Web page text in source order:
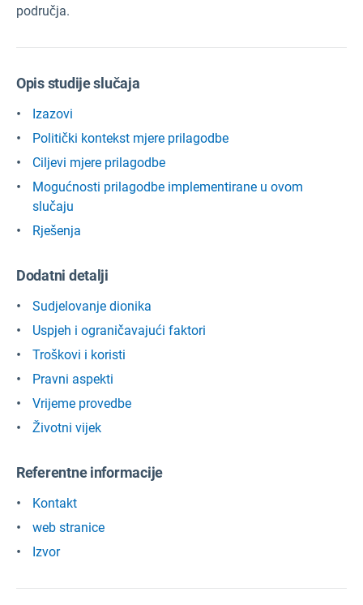
područja.
Opis studije slučaja
Izazovi
Politički kontekst mjere prilagodbe
Ciljevi mjere prilagodbe
Mogućnosti prilagodbe implementirane u ovom
slučaju
Rješenja
Dodatni detalji
Sudjelovanje dionika
Uspjeh i ograničavajući faktori
Troškovi i koristi
Pravni aspekti
Vrijeme provedbe
Životni vijek
Referentne informacije
Kontakt
web stranice
Izvor